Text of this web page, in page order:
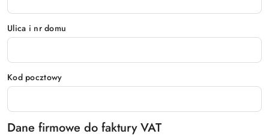
Ulica i nr domu
Kod pocztowy
Dane firmowe do faktury VAT